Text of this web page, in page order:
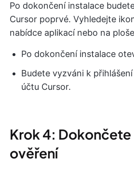
Po dokončení instalace
Cursor poprvé. Vyhledejte
nabídce aplikací nebo na
Po dokončení instalace
Budete vyzváni k
účtu Cursor.
Krok 4:
ověření